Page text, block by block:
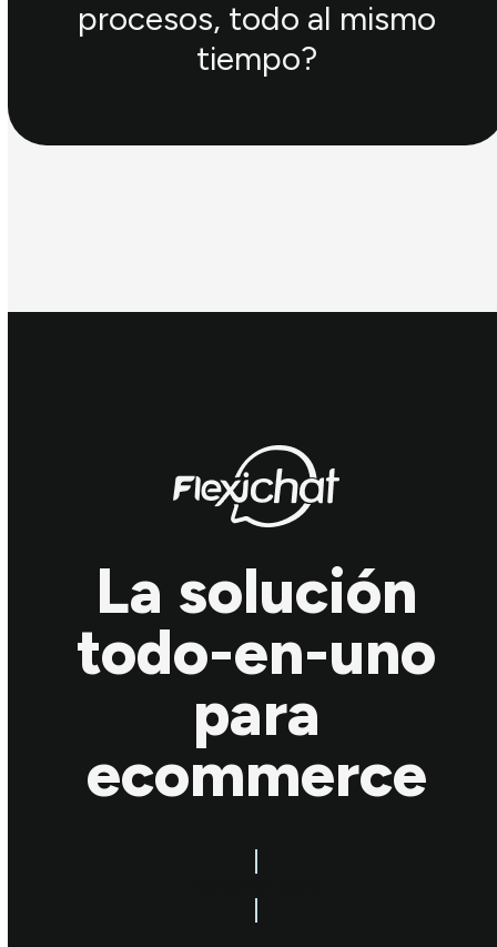
procesos, todo al mismo
tiempo?
La solución
todo-en-uno
para
ecommerce